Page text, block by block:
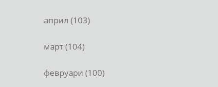
април (103)
март (104)
февруари (100)